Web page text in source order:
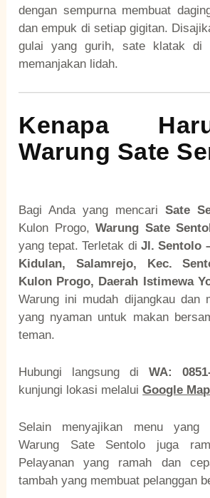
dengan sempurna membuat
dan empuk di setiap gigitan.
gulai yang gurih, sate klatak di
memanjakan lidah.
Kenapa
Warung Sate
Bagi Anda yang mencari Sate
Kulon Progo,Warung Sate
yang tepat. Terletak di Jl. Sentolo
Kidulan, Salamrejo, Kec.
Kulon Progo, Daerah Istimewa
Warung ini mudah dijangkau dan
yang nyaman untuk makan
teman.
Hubungi langsung di WA:
kunjungi lokasi melaluiGoogle
Selain menyajikan menu
Warung Sate Sentolo juga
Pelayanan yang ramah dan
tambah yang membuat pelanggan